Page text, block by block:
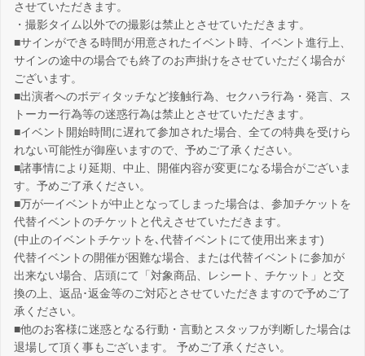
させていただきます。
・撮影タイム以外での撮影は禁止とさせていただきます。
■サインができる時間が用意されたイベント時、イベント進行上、
サインの途中の場合でも終了のお声掛けをさせていただく場合が
ございます。
■出演者へのボディタッチなど接触行為、セクハラ行為・発言、ス
トーカー行為等の迷惑行為は禁止とさせていただきます。
■イベント開始時間に遅れて参加された場合、全ての特典を受けら
れない可能性が御座いますので、予めご了承ください。
■諸事情により延期、中止、開催内容が変更になる場合がございま
す。予めご了承ください。
■万が一イベントが中止となってしまった場合は、参加チケットを
代替イベントのチケットと代えさせていただきます。
(中止のイベントチケットを､代替イベントにて使用出来ます)
代替イベントの開催が困難な場合、または代替イベントに参加が
出来ない場合、店頭にて「対象商品、レシート、チケット」と交
換の上、返品･返金等のご対応とさせていただきますので予めご了
承ください。
■他のお客様に迷惑となる行動・言動とスタッフが判断した場合は
退場して頂く事もございます。 予めご了承ください。